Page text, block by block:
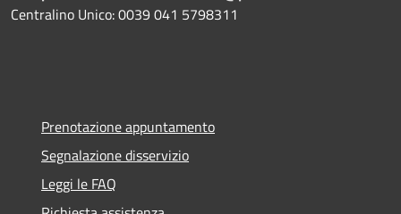
Centralino Unico: 0039 041 5798311
Prenotazione appuntamento
Segnalazione disservizio
Leggi le FAQ